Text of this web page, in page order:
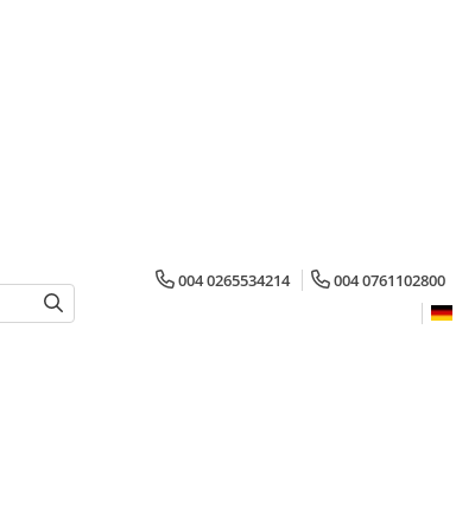
004 0265534214 004 0761102800